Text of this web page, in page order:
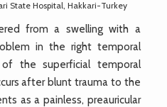
State Hospital, Hakkari-Turkey
from a swelling with a
in the right temporal
of the superficial temporal
after blunt trauma to the
as a painless, preauricular